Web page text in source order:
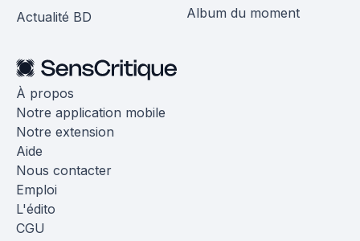
Actualité BD
Album du moment
À propos
Notre application mobile
Notre extension
Aide
Nous contacter
Emploi
L'édito
CGU